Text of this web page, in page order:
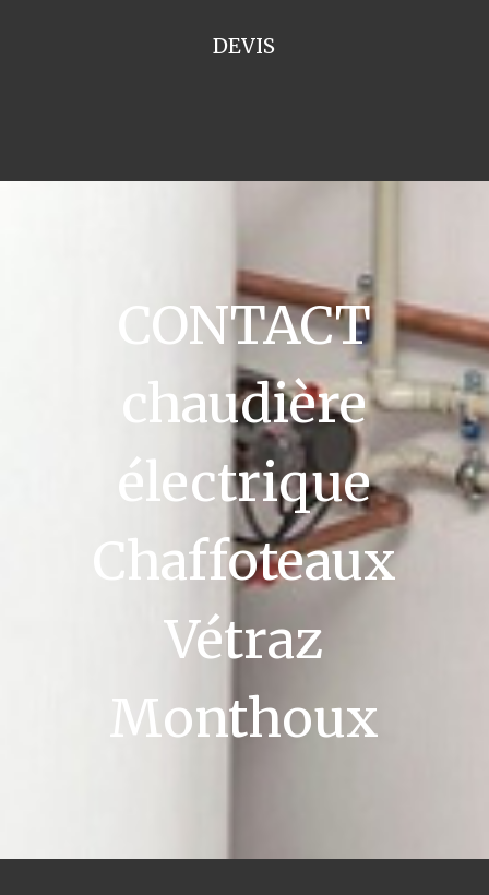
DEVIS
CONTACT
chaudière
électrique
Chaffoteaux
Vétraz
Monthoux